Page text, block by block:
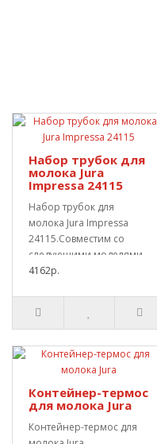
Набор трубок для
молока Jura
Impressa 24115
Набор трубок для
молока Jura Impressa
24115.Cовместим со
следующими моделями
кофемашин: E8 (кроме
4162р.
Контейнер-термос
для молока Jura
Контейнер-термос для